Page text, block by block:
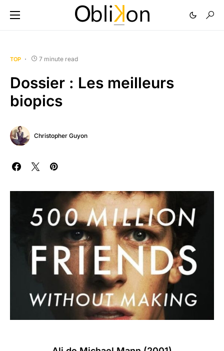
TOP 7 minute read
Dossier : Les meilleurs
biopics
Christopher Guyon